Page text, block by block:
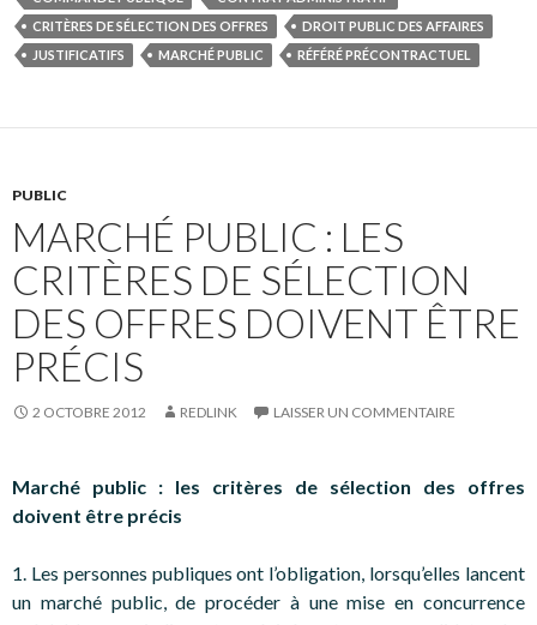
CRITÈRES DE SÉLECTION DES OFFRES
DROIT PUBLIC DES AFFAIRES
JUSTIFICATIFS
MARCHÉ PUBLIC RÉFÉRÉ PRÉCONTRACTUEL
PUBLIC
MARCHÉ PUBLIC : LES
CRITÈRES DE SÉLECTION
DES OFFRES DOIVENT ÊTRE
PRÉCIS
2 OCTOBRE 2012 REDLINK LAISSER UN COMMENTAIRE
Marché public : les critères de sélection des offres
doivent être précis
1. Les personnes publiques ont l’obligation, lorsqu’elles lancent
un marché public, de procéder à une mise en concurrence